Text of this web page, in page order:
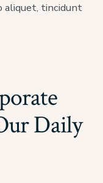
aliquet, tincidunt
Daily